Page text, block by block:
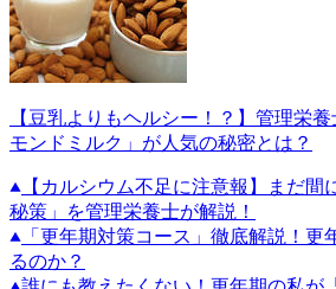
【豆乳よりもヘルシー！？】管理栄
モンドミルク」が人気の秘密とは？
【カルシウム不足に注意報】まだ間
秘策」を管理栄養士が解説！
「更年期対策コース」徹底解説！更
るのか？